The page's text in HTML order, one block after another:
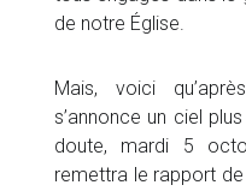
de notre Église.
Mais, voici
s’annonce un ciel
doute, mardi 5
remettra le rapport de